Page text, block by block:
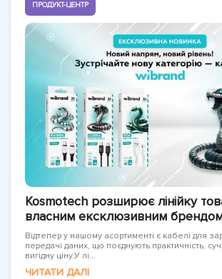
ПРОДУКТ-ЦЕНТР
Kosmotech розширює лінійку
власним ексклюзивним
Відтепер у нашому асортименті є кабелі для
передачі даних, що поєднують практичність,
вигідну ціну.У лі...
ЧИТАТИ ДАЛІ